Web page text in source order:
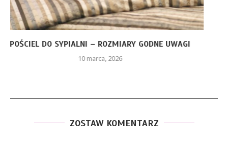
CZERWONA SUKIENKA Z PIÓRAMI – JAKIE ELEMENTY
STYLU...